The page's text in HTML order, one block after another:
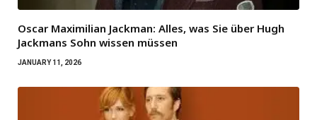
Oscar Maximilian Jackman: Alles, was Sie über Hugh
Jackmans Sohn wissen müssen
JANUARY 11, 2026